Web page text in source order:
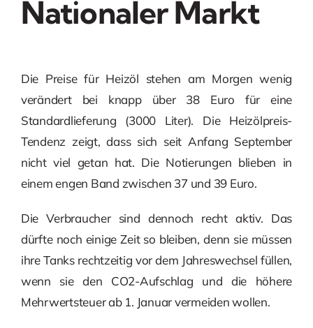
Nationaler Markt
Die Preise für Heizöl stehen am Morgen wenig
verändert bei knapp über 38 Euro für eine
Standardlieferung (3000 Liter). Die Heizölpreis-
Tendenz zeigt, dass sich seit Anfang September
nicht viel getan hat. Die Notierungen blieben in
einem engen Band zwischen 37 und 39 Euro.
Die Verbraucher sind dennoch recht aktiv. Das
dürfte noch einige Zeit so bleiben, denn sie müssen
ihre Tanks rechtzeitig vor dem Jahreswechsel füllen,
wenn sie den CO2-Aufschlag und die höhere
Mehrwertsteuer ab 1. Januar vermeiden wollen.